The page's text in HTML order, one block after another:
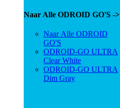
Naar Alle ODROID GO'S ->
Naar Alle ODROID
GO'S
ODROID-GO ULTRA
Clear White
ODROID-GO ULTRA
Dim Gray